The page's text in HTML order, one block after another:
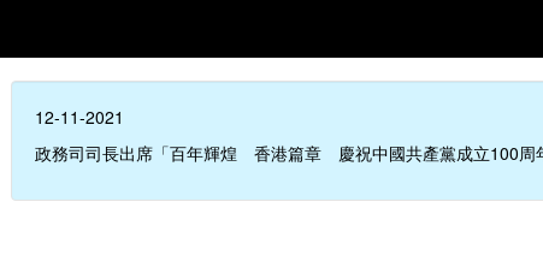
12-11-2021
政務司司長出席「百年輝煌 香港篇章 慶祝中國共產黨成立100周